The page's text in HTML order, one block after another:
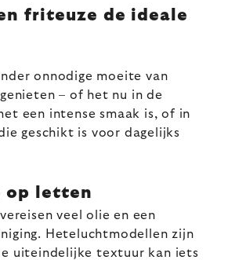
friteuze de ideale
onnodige moeite van
– of het nu in de
een intense smaak is, of in
geschikt is voor dagelijks
op letten
veel olie en een
Heteluchtmodellen zijn
uiteindelijke textuur kan iets